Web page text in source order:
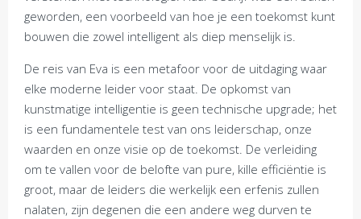
geworden, een voorbeeld van hoe je een toekomst kunt
bouwen die zowel intelligent als diep menselijk is.
De reis van Eva is een metafoor voor de uitdaging waar
elke moderne leider voor staat. De opkomst van
kunstmatige intelligentie is geen technische upgrade; het
is een fundamentele test van ons leiderschap, onze
waarden en onze visie op de toekomst. De verleiding
om te vallen voor de belofte van pure, kille efficiëntie is
groot, maar de leiders die werkelijk een erfenis zullen
nalaten, zijn degenen die een andere weg durven te